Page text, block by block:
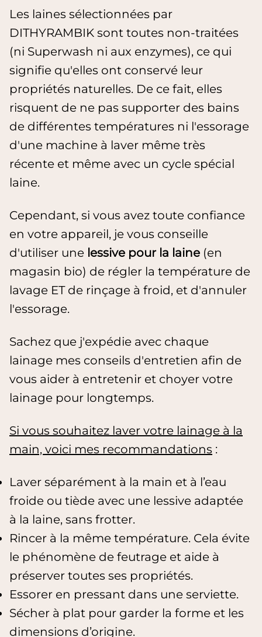
Les laines sélectionnées par
DITHYRAMBIK sont toutes non-traitées
(ni Superwash ni aux enzymes), ce qui
signifie qu'elles ont conservé leur
propriétés naturelles. De ce fait, elles
risquent de ne pas supporter des bains
de différentes températures ni l'essorage
d'une machine à laver même très
récente et même avec un cycle spécial
laine.
Cependant, si vous avez toute confiance
en votre appareil, je vous conseille
d'utiliser une lessive pour la laine (en
magasin bio) de régler la température de
lavage ET de rinçage à froid, et d'annuler
l'essorage.
Sachez que j'expédie avec chaque
lainage mes conseils d'entretien afin de
vous aider à entretenir et choyer votre
lainage pour longtemps.
Si vous souhaitez laver votre lainage à la
main, voici mes recommandations :
Laver séparément à la main et à l’eau
froide ou tiède avec une lessive adaptée
à la laine, sans frotter.
Rincer à la même température. Cela évite
le phénomène de feutrage et aide à
préserver toutes ses propriétés.
Essorer en pressant dans une serviette.
Sécher à plat pour garder la forme et les
dimensions d’origine.